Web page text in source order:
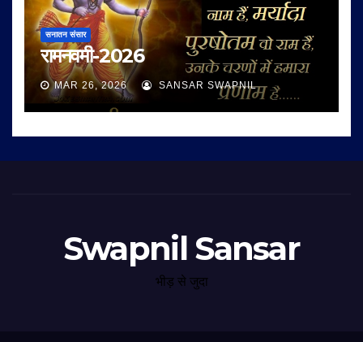
सनातन संसार
रामनवमी-2026
MAR 26, 2026 SANSAR SWAPNIL
Swapnil Sansar
भीड़ से जुदा